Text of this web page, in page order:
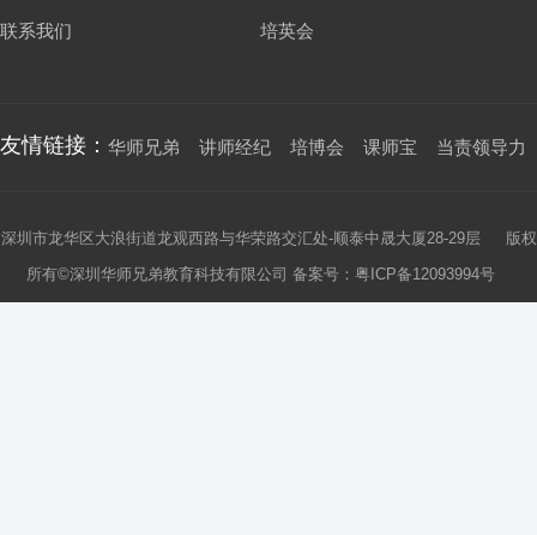
联系我们 培英会
友情链接： 华师兄弟 讲师经纪 培博会 课师宝 当责领导力
深圳市龙华区大浪街道龙观西路与华荣路交汇处-顺泰中晟大厦28-29层 版权
所有©深圳华师兄弟教育科技有限公司 备案号： 粤ICP备12093994号